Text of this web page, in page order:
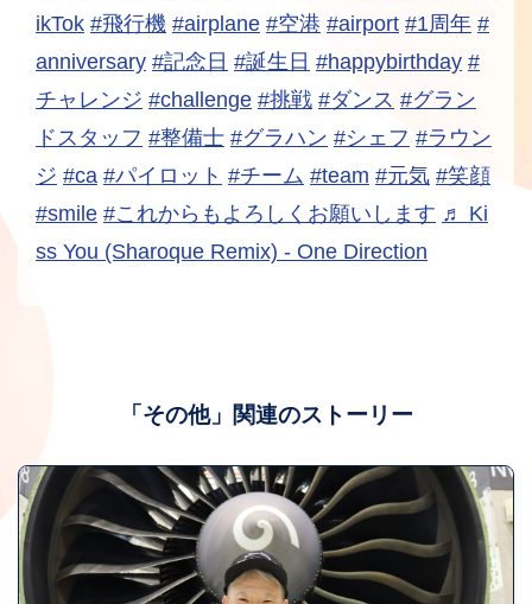
ikTok #飛行機 #airplane #空港 #airport #1周年 #
anniversary #記念日 #誕生日 #happybirthday #
チャレンジ #challenge #挑戦 #ダンス #グラン
ドスタッフ #整備士 #グラハン #シェフ #ラウン
ジ #ca #パイロット #チーム #team #元気 #笑顔
#smile #これからもよろしくお願いします ♬ Ki
ss You (Sharoque Remix) - One Direction
「その他」関連のストーリー